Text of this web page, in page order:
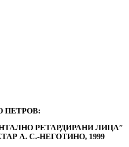
ПЕТРОВ:
РЕТАРДИРАНИ ЛИЦА”
А. С.-НЕГОТИНО, 1999